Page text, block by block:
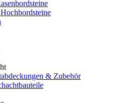
& Zubehör